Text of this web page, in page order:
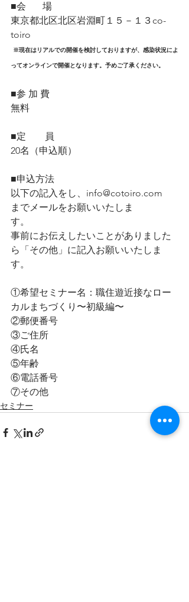
■会　   場
東京都北区北区岩淵町１５－１３co-
toiro
※現在はリアルでの開催を検討しておりますが、感染状況によ
ってオンラインで開催となります。予めご了承ください。
■参 加 費
無料
■定　　員
20名（申込順）
■申込方法
以下の記入をし、info@cotoiro.com
までメールをお願いいたしま
す。
事前にお伝えしたいことがありました
ら「その他」に記入お願いいたしま
す。
①希望セミナー名：職住遊近接なロー
カルまちづくり〜初級編〜
②郵便番号
③ご住所
④氏名
⑤年齢
⑥電話番号
⑦その他
セミナー